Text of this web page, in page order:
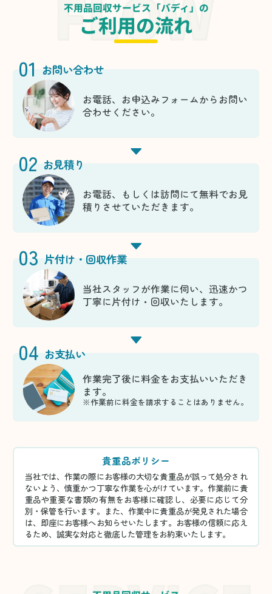
不用品回収サービス「バディ」の
ご利用の流れ
01 お問い合わせ
お電話、お申込みフォームからお問い
合わせください。
02 お見積り
お電話、もしくは訪問にて無料でお見
積りさせていただきます。
03 片付け・回収作業
当社スタッフが作業に伺い、迅速かつ
丁寧に片付け・回収いたします。
04 お支払い
作業完了後に料金をお支払いいただき
ます。
※作業前に料金を請求することはありません。
貴重品ポリシー
当社では、作業の際にお客様の大切な貴重品が誤って処分され
ないよう、慎重かつ丁寧な作業を心がけています。作業前に貴
重品や重要な書類の有無をお客様に確認し、必要に応じて分
別・保管を行います。また、作業中に貴重品が発見された場合
は、即座にお客様へお知らせいたします。お客様の信頼に応え
るため、誠実な対応と徹底した管理をお約束いたします。